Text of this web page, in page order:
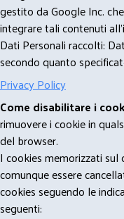
gestito da Google Inc.
integrare tali contenuti
Dati Personali raccolti:
secondo quanto
Privacy Policy
Come disabilitare i
rimuovere i cookie in
del browser.
I cookies memorizzati
comunque essere
cookies seguendo le
seguenti: